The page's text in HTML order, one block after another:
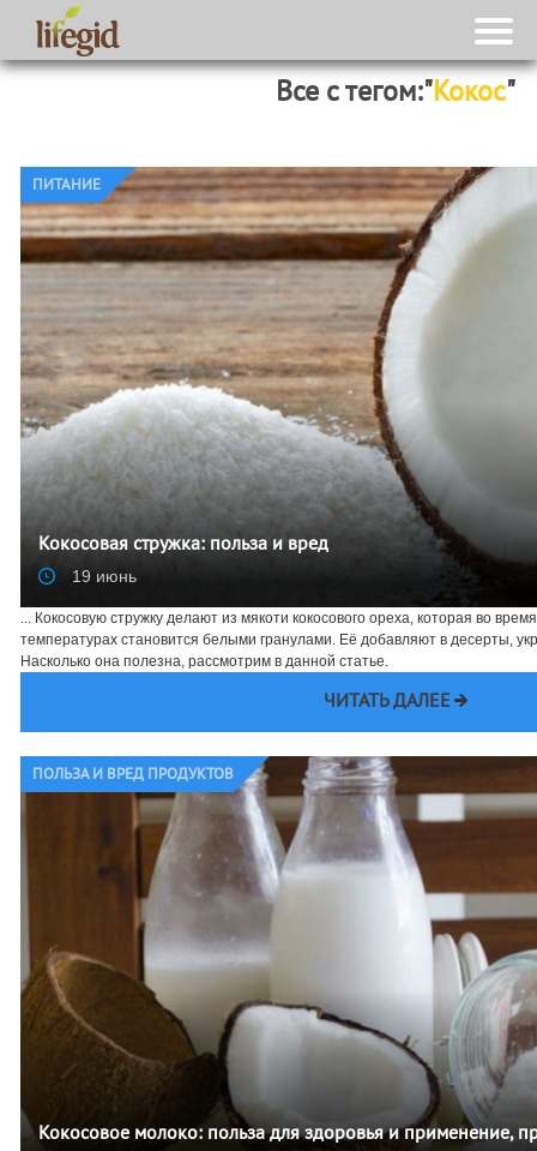
Все с тегом:"Кокос"
ПИТАНИЕ
Кокосовая стружка: польза и вред
19 июнь
... Кокосовую стружку делают из мякоти кокосового ореха, которая во
температурах становится белыми гранулами. Её добавляют в десерты,
Насколько она полезна, рассмотрим в данной статье.
ЧИТАТЬ ДАЛЕЕ
ПОЛЬЗА И ВРЕД ПРОДУКТОВ
Кокосовое молоко: польза для здоровья и применение,